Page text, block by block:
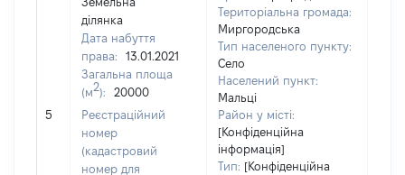
5
ділянка
Дата набуття
права:
13.01.2021
Загальна площа
(м2):
20000
Реєстраційний
номер
(кадастровий
номер для
Територіальна громада:
Миргородська
Тип населеного пункту:
Село
Населений пункт:
Мальці
Район у місті:
[Конфіденційна
інформація]
Тип: [Конфіденційна